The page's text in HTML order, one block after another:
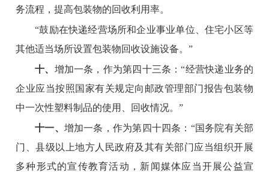
务流程，提高包装物的回收利用率。
“鼓励在快递经营场所和企业事业单位、住宅小区等
其他适当场所设置包装物回收设施设备。”
十、 增加一条，作为第四十三条：“经营快递业务的
企业应当按照国家有关规定向邮政管理部门报告包装物
中一次性塑料制品的使用、回收情况。”
十一、 增加一条，作为第四十四条：“国务院有关部
门、县级以上地方人民政府及其有关部门应当组织开展
多种形式的宣传教育活动，新闻媒体应当开展公益宣